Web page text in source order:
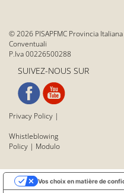
© 2026 PISAPFMC Provincia
Conventuali
P.Iva 00226500288
SUIVEZ-NOUS SUR
Privacy Policy |
Whistleblowing
Policy | Modulo
Vos choix en matière de